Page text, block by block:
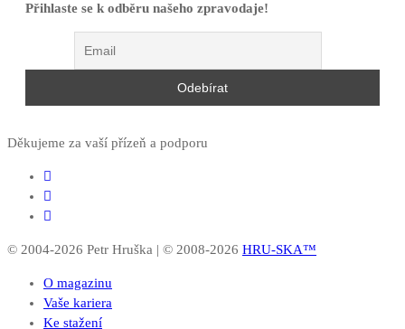
Přihlaste se k odběru našeho zpravodaje!
Děkujeme za vaší přízeň a podporu
© 2004-2026 Petr Hruška | © 2008-2026 HRU-SKA™
O magazinu
Vaše kariera
Ke stažení